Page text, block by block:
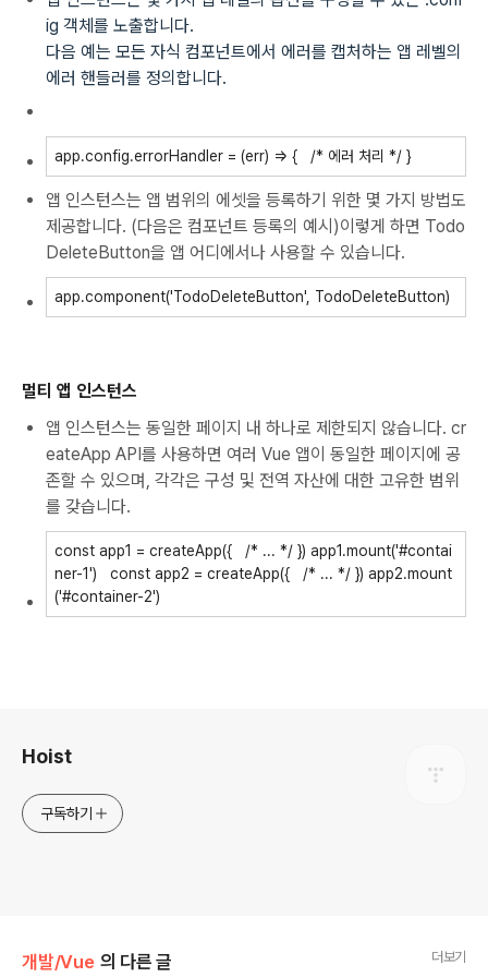
ig 객체를 노출합니다.
다음 예는 모든 자식 컴포넌트에서 에러를 캡처하는 앱 레벨의
에러 핸들러를 정의합니다.
app.config.errorHandler = (err) => { /* 에러 처리 */ }
앱 인스턴스는 앱 범위의 에셋을 등록하기 위한 몇 가지 방법도
제공합니다. (다음은 컴포넌트 등록의 예시)이렇게 하면 Todo
DeleteButton을 앱 어디에서나 사용할 수 있습니다.
app.component('TodoDeleteButton', TodoDeleteButton)
멀티 앱 인스턴스
앱 인스턴스는 동일한 페이지 내 하나로 제한되지 않습니다. cr
eateApp API를 사용하면 여러 Vue 앱이 동일한 페이지에 공
존할 수 있으며, 각각은 구성 및 전역 자산에 대한 고유한 범위
를 갖습니다.
const app1 = createApp({ /* ... */ }) app1.mount('#contai
ner-1')
const app2 = createApp({ /* ... */ }) app2.mount
('#container-2')
Hoist
구독하기
개발/Vue 의 다른 글 더보기